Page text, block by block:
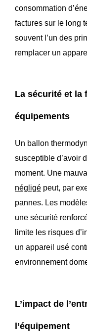
consommation
factures sur le long
souvent l’un des
remplacer un
La sécurité et la
équipements
Un ballon
susceptible d’avoir
moment. Une
négligé peut, par
pannes. Les
une sécurité
limite les risques
un appareil usé
environnement
L’impact de
l’équipement